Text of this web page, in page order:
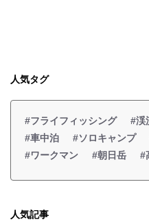
人気タグ
#フライフィッシング #渓
#車中泊
#ソロキャンプ
#ワークマン
#朝日岳 #
人気記事